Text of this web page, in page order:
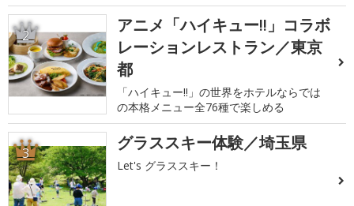
2
アニメ「ハイキュー!!」コラボ
レーションレストラン／東京
都
「ハイキュー!!」の世界をホテルならでは
の本格メニュー全76種で楽しめる
3 グラススキー体験／埼玉県
Let's グラススキー！